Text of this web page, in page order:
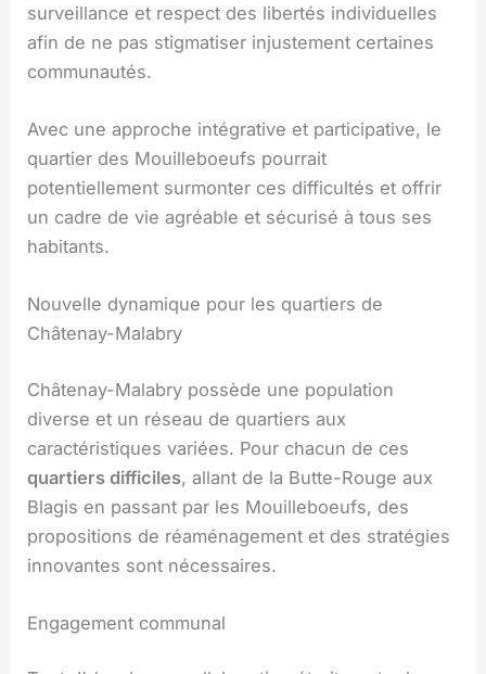
surveillance et respect des libertés individuelles
afin de ne pas stigmatiser injustement certaines
communautés.
Avec une approche intégrative et participative, le
quartier des Mouilleboeufs pourrait
potentiellement surmonter ces difficultés et offrir
un cadre de vie agréable et sécurisé à tous ses
habitants.
Nouvelle dynamique pour les quartiers de
Châtenay-Malabry
Châtenay-Malabry possède une population
diverse et un réseau de quartiers aux
caractéristiques variées. Pour chacun de ces
quartiers difficiles, allant de la Butte-Rouge aux
Blagis en passant par les Mouilleboeufs, des
propositions de réaménagement et des stratégies
innovantes sont nécessaires.
Engagement communal